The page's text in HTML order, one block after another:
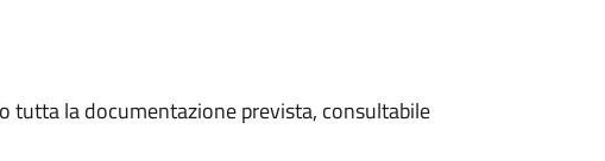
tutta la documentazione prevista, consultabile